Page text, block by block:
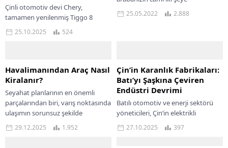
Çinli otomotiv devi Chery,
tamamen yenilenmiş Tiggo 8
modelinin resmi görsellerini
paylaştı. Göz alıcı bir tasarımla
25.10.2025 524
yaramaktadır. Birincisi dışarıya
bakmaktır. İkincisi, aracınızın iyi
25.05.2022 2.888
Havalimanından Araç Nasıl
Kiralanır?
Seyahat planlarının en önemli
parçalarından biri, varış noktasında
ulaşımın sorunsuz şekilde
sağlanmasıdır. Özellikle iş
seyahatleri, tatiller veya acil
29.12.2025 1.952
Çin’in Karanlık Fabrikaları:
Batı’yı Şaşkına Çeviren
Endüstri Devrimi
Batılı otomotiv ve enerji sektörü
yöneticileri, Çin’in elektrikli
otomobil fabrikalarını ziyaret
ettiklerinde gördükleri tablo
27.10.2025 397